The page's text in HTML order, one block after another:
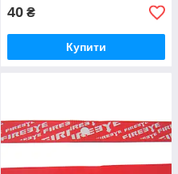
40 ₴
Купити